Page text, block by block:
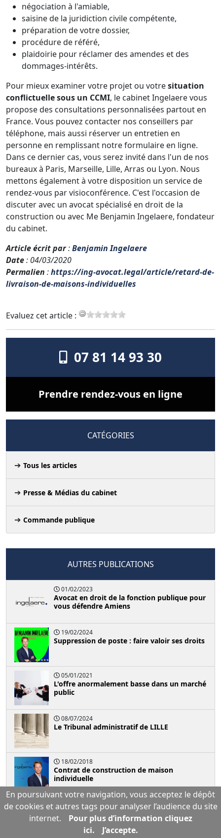
négociation à l'amiable,
saisine de la juridiction civile compétente,
préparation de votre dossier,
procédure de référé,
plaidoirie pour réclamer des amendes et des
dommages-intérêts.
Pour mieux examiner votre projet ou votresituation
conflictuelle sous un CCMI, le cabinet Ingelaere vous
propose des consultations personnalisées partout en
France. Vous pouvez contacter nos conseillers par
téléphone, mais aussi réserver un entretien en
personne en remplissant notre formulaire en ligne.
Dans ce dernier cas, vous serez invité dans l'un de nos
bureaux à Paris, Marseille, Lille, Arras ou Lyon. Nous
mettons également à votre disposition un service de
rendez-vous par visioconférence. C'est l'occasion de
discuter avec un avocat spécialisé en droit de la
construction ou avec Me Benjamin Ingelaere, fondateur
du cabinet.
Article écrit par:Benjamin Ingelaere
Date: 04/03/2020
Permalien :https://ing-avocat.legal/article/retard-de-
livraison-de-maisons-individuelles
Evaluez cet article :
07 81 14 93 30
Prendre rendez-vous en ligne
CATÉGORIES
Tous les articles
Presse & Médias du cabinet
Commande publique
AUTRES PUBLICATIONS
01/02/2023
Avocat en droit de la fonction publique pour
vous défendre Amiens
19/02/2024
Suppression de poste : faire valoir ses droits
05/01/2021
L'offre anormalement basse dans un marché
public
08/07/2024
Le Tribunal administratif de LILLE
18/02/2018
Contrat de construction de maison
individuelle
22/02/2024
La procédure d'élaboration du Plan Local
d'Urbanisme : Guide complet
En poursuivant votre navigation, vous acceptez le dépôt
de cookies et autres tags pour analyser l’audience du site
internet.
Pour plus d’information cliquez
ici.
J’accepte.